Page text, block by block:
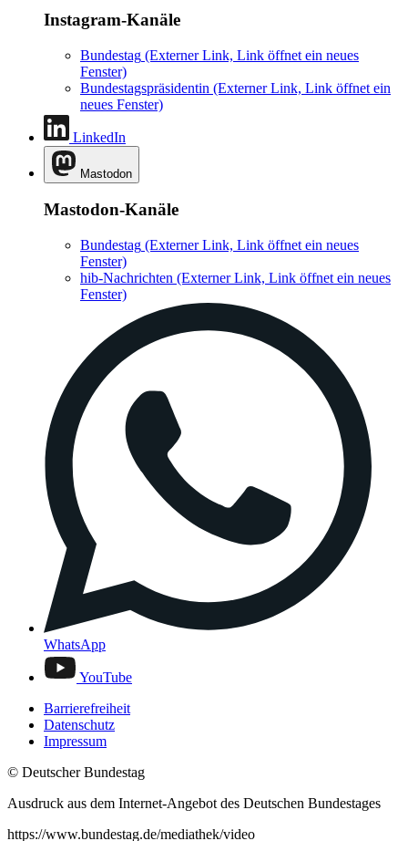
Instagram-Kanäle
Bundestag (Externer Link, Link öffnet ein neues
Fenster)
Bundestagspräsidentin (Externer Link, Link öffnet ein
neues Fenster)
LinkedIn
Mastodon
Mastodon-Kanäle
Bundestag (Externer Link, Link öffnet ein neues
Fenster)
hib-Nachrichten (Externer Link, Link öffnet ein neues
Fenster)
WhatsApp
YouTube
Barrierefreiheit
Datenschutz
Impressum
© Deutscher Bundestag
Ausdruck aus dem Internet-Angebot des Deutschen Bundestages
https://www.bundestag.de/mediathek/video